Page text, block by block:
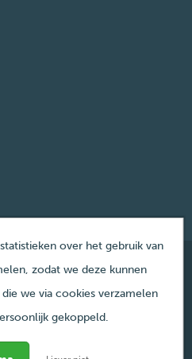
Nederland
over het gebruik van
zodat we deze kunnen
we via cookies verzamelen
gekoppeld.